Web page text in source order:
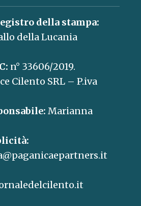
della stampa:
della Lucania
n° 33606/2019.
Cilento SRL – P.iva
Marianna